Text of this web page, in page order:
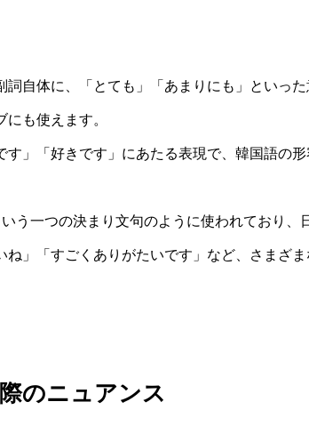
自体に、「とても」「あまりにも」といった
も使えます。
」「好きです」にあたる表現で、韓国語の
う一つの決まり文句のように使われており、
」「すごくありがたいです」など、さまざ
のニュアンス